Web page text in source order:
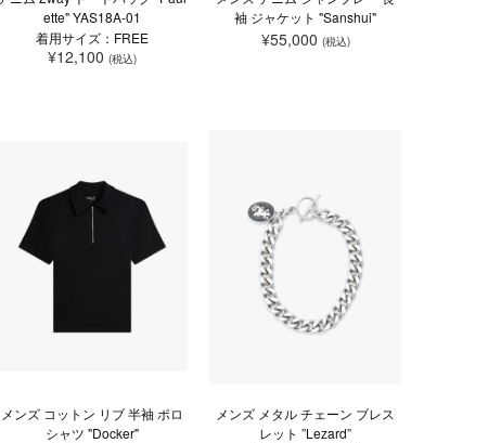
ette" YAS18A-01
着用サイズ：FREE
¥12,100 (税込)
袖 ジャケット "Sanshui"
¥55,000 (税込)
メンズ コットン リブ 半袖 ポロ
シャツ "Docker"
メンズ メタル チェーン ブレス
レット ”Lezard”